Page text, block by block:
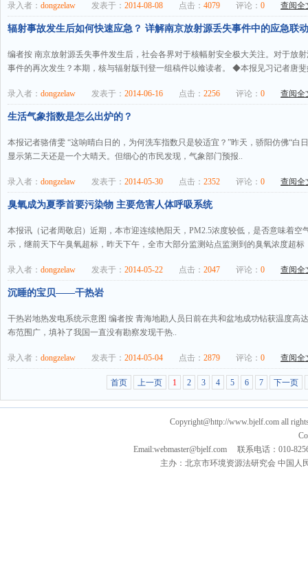
录入者： dongzelaw 发表于： 2014-08-08 点击： 4079 评论： 0 查阅全
辐射事故发生后如何快速应急？ 详解南京放射源丢失事件中的应急联
编者按 南京放射源丢失事件发生后，社会各界对于核幅射安全极大关注。对于放
事件的再次发生？本期，核与辐射版刊登一组稿件以飨读者。 ◆本报见习记者唐斐
录入者： dongzelaw 发表于： 2014-06-16 点击： 2256 评论： 0 查阅全
生活气象指数是怎么出炉的？
本报记者骆倩雯 “这响晴白日的，为何洗车指数只是较适宜？”昨天，骄阳仿佛“白
显示第二天还是一个大晴天。但细心的市民发现，气象部门预报..
录入者： dongzelaw 发表于： 2014-05-30 点击： 2352 评论： 0 查阅全
臭氧成为夏季首要污染物 主要危害人体呼吸系统
本报讯（记者周敬启）近期，本市迎连续艳阳天，PM2.5浓度较低，是否意味着空
示，继前天下午臭氧超标，昨天下午，全市大部分监测站点监测到的臭氧浓度超标
录入者： dongzelaw 发表于： 2014-05-22 点击： 2047 评论： 0 查阅全
沉睡的宝贝——干热岩
干热岩地热发电系统示意图 编者按 青海地勘人员日前在共和盆地成功钻获温度高
布范围广，填补了我国一直没有勘察发现干热..
录入者： dongzelaw 发表于： 2014-05-04 点击： 2879 评论： 0 查阅全
首页 上一页 1 2 3 4 5 6 7 下一页
Copyright@http://www.bjelf.com all
Email:webmaster@bjelf.com 联系电话：010-
主办：北京市环境资源法研究会 中国人